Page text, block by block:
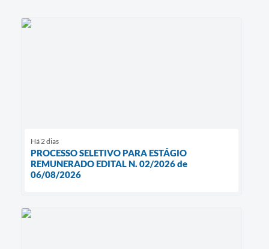
Há 2 dias
PROCESSO SELETIVO PARA ESTÁGIO
REMUNERADO EDITAL N. 02/2026 de
06/08/2026